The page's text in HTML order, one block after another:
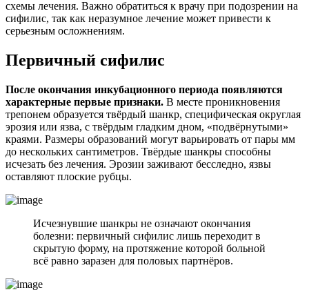
схемы лечения. Важно обратиться к врачу при подозрении на
сифилис, так как неразумное лечение может привести к
серьезным осложнениям.
Первичный сифилис
После окончания инкубационного периода появляются
характерные первые признаки. В месте проникновения
трепонем образуется твёрдый шанкр, специфическая округлая
эрозия или язва, с твёрдым гладким дном, «подвёрнутыми»
краями. Размеры образований могут варьировать от пары мм
до нескольких сантиметров. Твёрдые шанкры способны
исчезать без лечения. Эрозии заживают бесследно, язвы
оставляют плоские рубцы.
Исчезнувшие шанкры не означают окончания
болезни: первичный сифилис лишь переходит в
скрытую форму, на протяжение которой больной
всё равно заразен для половых партнёров.